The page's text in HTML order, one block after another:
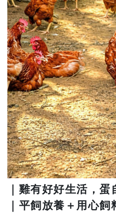
｜雞有好好生活，
｜平飼放養＋用心